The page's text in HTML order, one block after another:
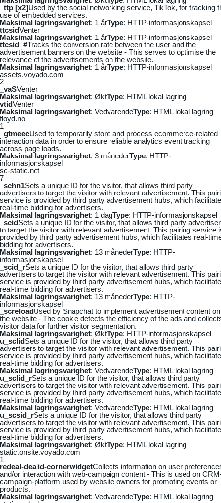
_ttp [x2]Used by the social networking service, TikTok, for tracking
use of embedded services.
Maksimal lagringsvarighet: 1 årType: HTTP-informasjonskapsel
ttcsidVenter
Maksimal lagringsvarighet: 1 årType: HTTP-informasjonskapsel
ttcsid_#Tracks the conversion rate between the user and the
advertisement banners on the website - This serves to optimise the
relevance of the advertisements on the website.
Maksimal lagringsvarighet: 1 årType: HTTP-informasjonskapsel
assets.voyado.com
2
_vaSVenter
Maksimal lagringsvarighet: ØktType: HTML lokal lagring
vtidVenter
Maksimal lagringsvarighet: VedvarendeType: HTML lokal lagring
floyd.no
1
_gtmeecUsed to temporarily store and process ecommerce-related
interaction data in order to ensure reliable analytics event tracking
across page loads.
Maksimal lagringsvarighet: 3 månederType: HTTP-
informasjonskapsel
sc-static.net
7
_schn1Sets a unique ID for the visitor, that allows third party
advertisers to target the visitor with relevant advertisement. This
service is provided by third party advertisement hubs, which
real-time bidding for advertisers.
Maksimal lagringsvarighet: 1 dagType: HTTP-informasjonskapsel
_scidSets a unique ID for the visitor, that allows third party
to target the visitor with relevant advertisement. This pairing service
provided by third party advertisement hubs, which facilitates real-
bidding for advertisers.
Maksimal lagringsvarighet: 13 månederType: HTTP-
informasjonskapsel
_scid_rSets a unique ID for the visitor, that allows third party
advertisers to target the visitor with relevant advertisement. This
service is provided by third party advertisement hubs, which
real-time bidding for advertisers.
Maksimal lagringsvarighet: 13 månederType: HTTP-
informasjonskapsel
_screloadUsed by Snapchat to implement advertisement content on
the website - The cookie detects the efficiency of the ads and
visitor data for further visitor segmentation.
Maksimal lagringsvarighet: ØktType: HTTP-informasjonskapsel
u_sclidSets a unique ID for the visitor, that allows third party
advertisers to target the visitor with relevant advertisement. This
service is provided by third party advertisement hubs, which
real-time bidding for advertisers.
Maksimal lagringsvarighet: VedvarendeType: HTML lokal lagring
u_sclid_rSets a unique ID for the visitor, that allows third party
advertisers to target the visitor with relevant advertisement. This
service is provided by third party advertisement hubs, which
real-time bidding for advertisers.
Maksimal lagringsvarighet: VedvarendeType: HTML lokal lagring
u_scsid_rSets a unique ID for the visitor, that allows third party
advertisers to target the visitor with relevant advertisement. This
service is provided by third party advertisement hubs, which
real-time bidding for advertisers.
Maksimal lagringsvarighet: ØktType: HTML lokal lagring
static.onsite.voyado.com
1
redeal-dealid-cornerwidgetCollects information on user
and/or interaction with web-campaign content - This is used on
campaign-platform used by website owners for promoting events or
products.
Maksimal lagringsvarighet: VedvarendeType: HTML lokal lagring